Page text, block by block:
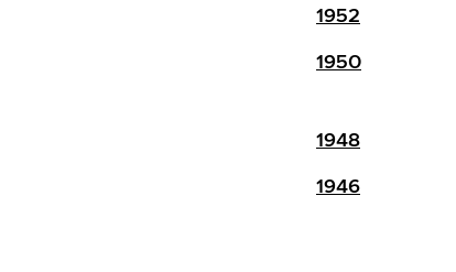
1952
1950
1948
1946